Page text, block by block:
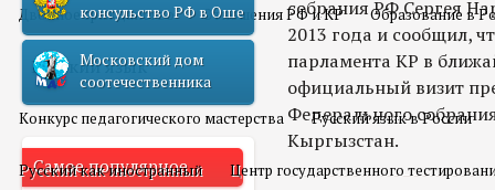
Двойное гражданство Отношения РФ и КР Образование в
Русский язык
Конкурс педагогического мастерства Русский язык в России
Русский как иностранный Центр государственного
консульство РФ в Оше
Московский дом
соотечественника
Самое популярное
собрания РФ Сергея
2013 года и сообщил,
парламента КР в
официальный визит
Федерального
Кыргызстан.